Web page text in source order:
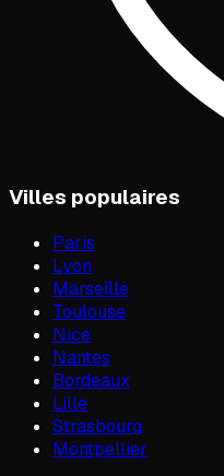
Villes populaires
Paris
Lyon
Marseille
Toulouse
Nice
Nantes
Bordeaux
Lille
Strasbourg
Montpellier